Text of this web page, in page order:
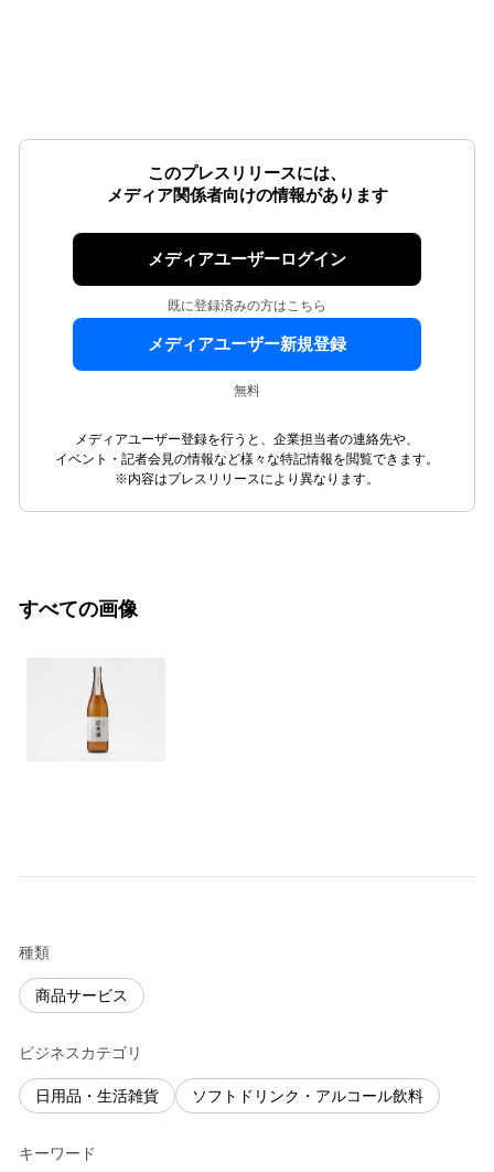
このプレスリリースには、
メディア関係者向けの情報があります
メディアユーザーログイン
既に登録済みの方はこちら
メディアユーザー新規登録
無料
メディアユーザー登録を行うと、企業担当者の連絡先や、
イベント・記者会見の情報など様々な特記情報を閲覧できます。
※内容はプレスリリースにより異なります。
すべての画像
種類
商品サービス
ビジネスカテゴリ
日用品・生活雑貨 ソフトドリンク・アルコール飲料
キーワード